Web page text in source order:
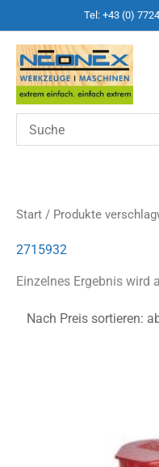
Tel: +43 (0)
Start / Produkte
2715932
Einzelnes Ergebnis wird